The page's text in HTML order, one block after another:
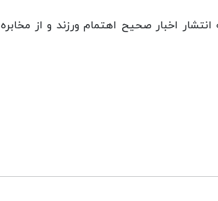
اخبار صحیح اهتمام ورزند و از مخابره